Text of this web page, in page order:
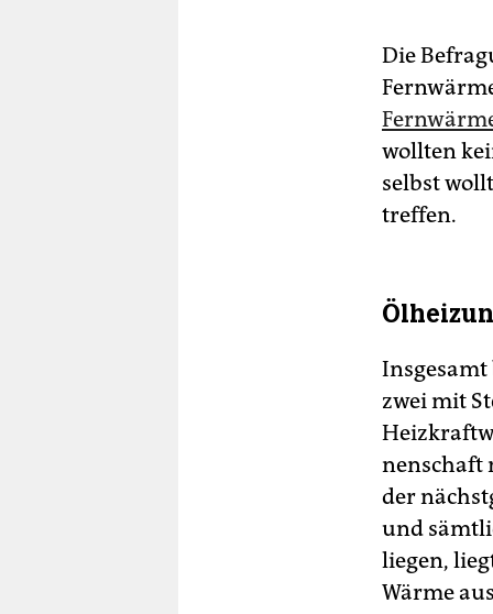
Die
wollten
selbst
treffen.
zwei mit
nen­schaft
der
und
liegen,
Wärme